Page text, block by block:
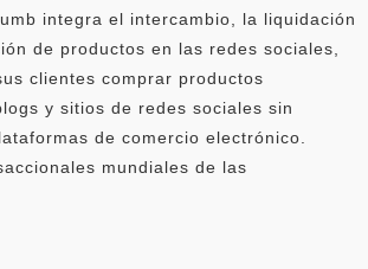
integra el intercambio, la liquidación
de productos en las redes sociales,
clientes comprar productos
y sitios de redes sociales sin
de comercio electrónico.
mundiales de las